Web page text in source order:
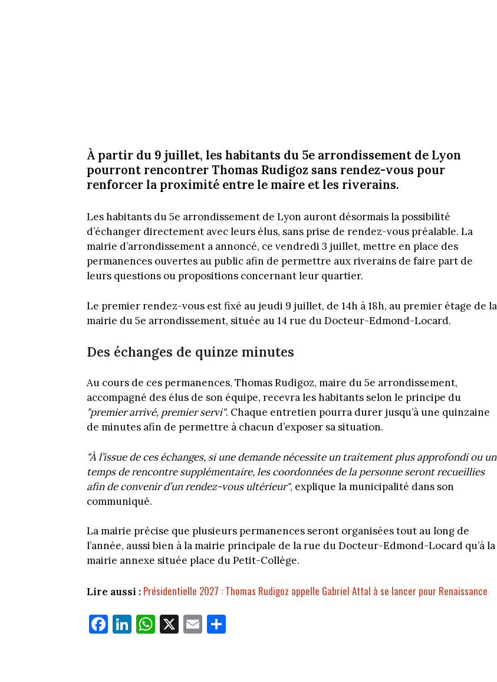
À partir du 9 juillet, les habitants du 5e arrondissement de Lyon
pourront rencontrer Thomas Rudigoz sans rendez-vous pour
renforcer la proximité entre le maire et les riverains.
Les habitants du 5e arrondissement de Lyon auront désormais la possibilité
d’échanger directement avec leurs élus, sans prise de rendez-vous préalable. La
mairie d’arrondissement a annoncé, ce vendredi 3 juillet, mettre en place des
permanences ouvertes au public afin de permettre aux riverains de faire part de
leurs questions ou propositions concernant leur quartier.
Le premier rendez-vous est fixé au jeudi 9 juillet, de 14h à 18h, au premier étage de la
mairie du 5e arrondissement, située au 14 rue du Docteur-Edmond-Locard.
Des échanges de quinze minutes
Au cours de ces permanences, Thomas Rudigoz, maire du 5e arrondissement,
accompagné des élus de son équipe, recevra les habitants selon le principe du
"premier arrivé, premier servi". Chaque entretien pourra durer jusqu’à une quinzaine
de minutes afin de permettre à chacun d’exposer sa situation.
"À l’issue de ces échanges, si une demande nécessite un traitement plus approfondi ou un
temps de rencontre supplémentaire, les coordonnées de la personne seront recueillies
afin de convenir d’un rendez-vous ultérieur", explique la municipalité dans son
communiqué.
La mairie précise que plusieurs permanences seront organisées tout au long de
l’année, aussi bien à la mairie principale de la rue du Docteur-Edmond-Locard qu’à la
mairie annexe située place du Petit-Collège.
Lire aussi : Présidentielle 2027 : Thomas Rudigoz appelle Gabriel Attal à se lancer pour Renaissance
Fa
ce
Li
nk
W
ha
X E
m